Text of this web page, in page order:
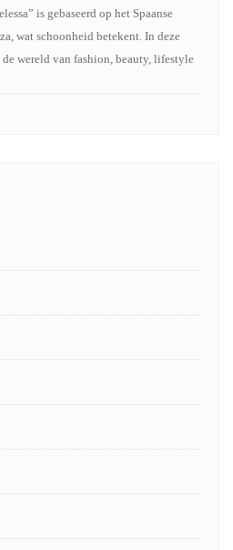
is gebaseerd op het Spaanse
wat schoonheid betekent. In deze
wereld van fashion, beauty, lifestyle